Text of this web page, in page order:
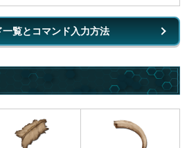
一覧とコマンド入力方法